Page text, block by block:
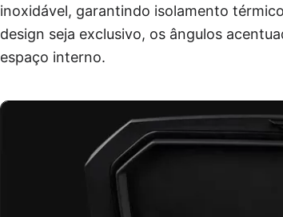
inoxidável, garantindo isolamento
design seja exclusivo, os ângulos
espaço interno.